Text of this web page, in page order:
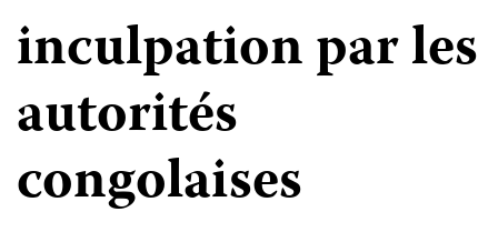
inculpation par les
autorités
congolaises